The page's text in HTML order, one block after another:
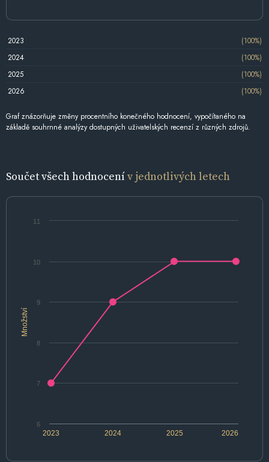
2023
(100%)
2024
(100%)
2025
(100%)
2026
(100%)
Graf znázorňuje změny procentního konečného hodnocení, vypočítaného na
základě souhrnné analýzy dostupných uživatelských recenzí z různých zdrojů.
Součet všech hodnocenív jednotlivých letech
Množství
2024 2026
2023 2025
6
7
8
9
10
11